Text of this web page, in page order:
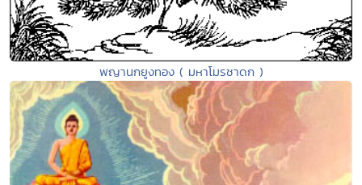
พญานกยูงทอง ( มหาโมรชาดก )